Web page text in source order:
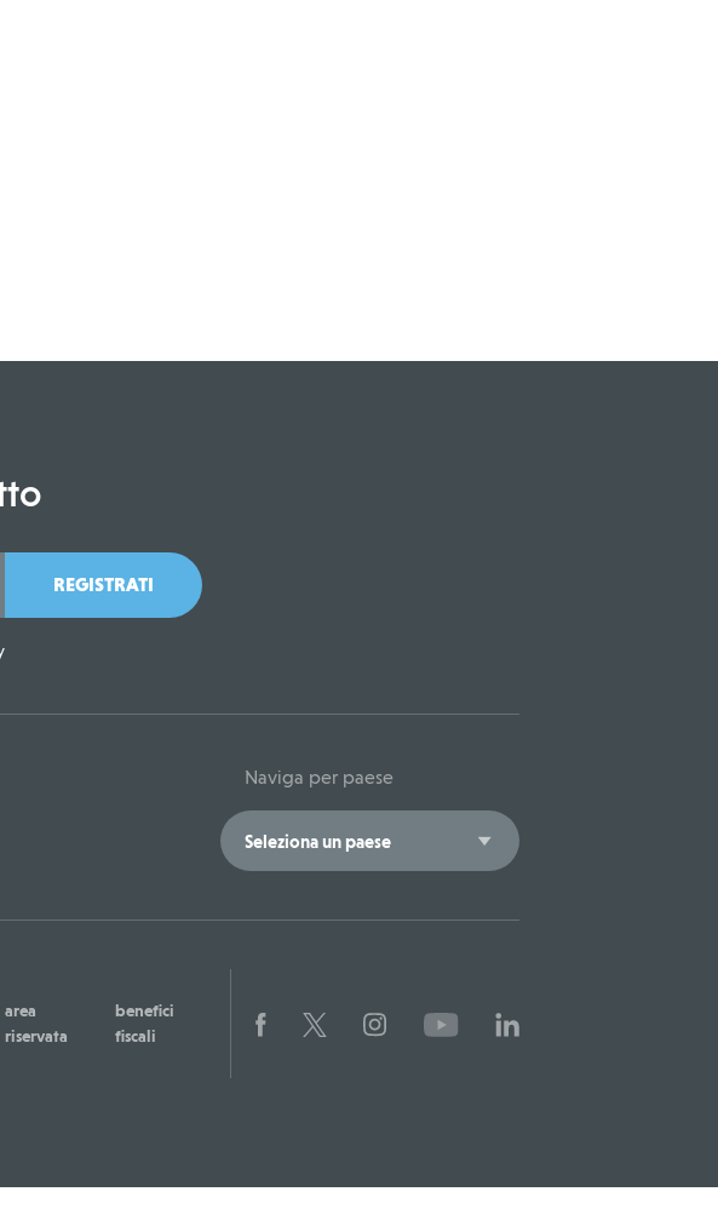
REGISTRATI
Naviga per paese
area
riservata
benefici
fiscali